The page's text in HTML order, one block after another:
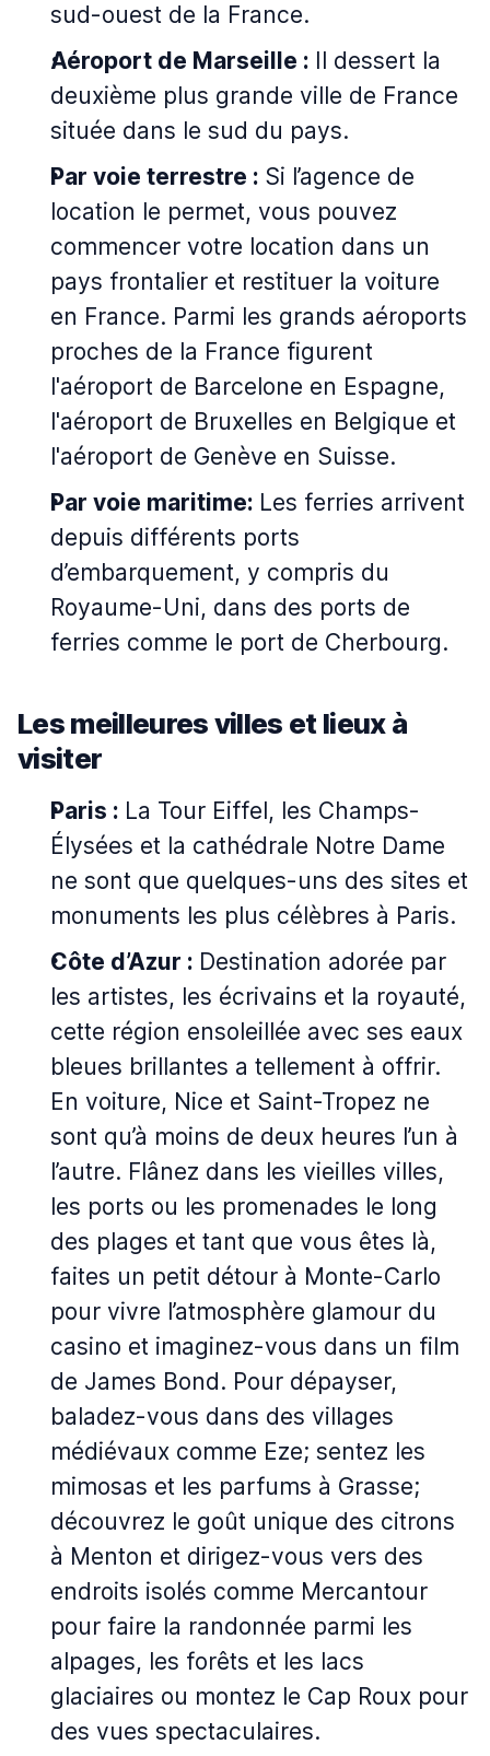
sud-ouest de la France.
Aéroport de Marseille : Il dessert la
deuxième plus grande ville de France
située dans le sud du pays.
Par voie terrestre : Si l’agence de
location le permet, vous pouvez
commencer votre location dans un
pays frontalier et restituer la voiture
en France. Parmi les grands aéroports
proches de la France figurent
l'aéroport de Barcelone en Espagne,
l'aéroport de Bruxelles en Belgique et
l'aéroport de Genève en Suisse.
Par voie maritime: Les ferries arrivent
depuis différents ports
d’embarquement, y compris du
Royaume-Uni, dans des ports de
ferries comme le port de Cherbourg.
Les meilleures villes et lieux à
visiter
Paris : La Tour Eiffel, les Champs-
Élysées et la cathédrale Notre Dame
ne sont que quelques-uns des sites et
monuments les plus célèbres à Paris.
Côte d’Azur : Destination adorée par
les artistes, les écrivains et la royauté,
cette région ensoleillée avec ses eaux
bleues brillantes a tellement à offrir.
En voiture, Nice et Saint-Tropez ne
sont qu’à moins de deux heures l’un à
l’autre. Flânez dans les vieilles villes,
les ports ou les promenades le long
des plages et tant que vous êtes là,
faites un petit détour à Monte-Carlo
pour vivre l’atmosphère glamour du
casino et imaginez-vous dans un film
de James Bond. Pour dépayser,
baladez-vous dans des villages
médiévaux comme Eze; sentez les
mimosas et les parfums à Grasse;
découvrez le goût unique des citrons
à Menton et dirigez-vous vers des
endroits isolés comme Mercantour
pour faire la randonnée parmi les
alpages, les forêts et les lacs
glaciaires ou montez le Cap Roux pour
des vues spectaculaires.